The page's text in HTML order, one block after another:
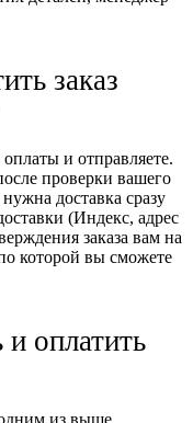
заказ
и отправляете.
проверки вашего
доставка сразу
(Индекс, адрес
заказа вам на
которой вы сможете
оплатить
из выше